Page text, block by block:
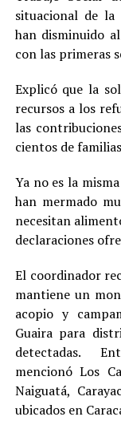
situacional de
han disminuido
con las primeras
Explicó que la
recursos a los
las
cientos de
Ya no es la
han mermado
necesitan
declaraciones
El coordinador
mantiene un
acopio y
Guaira para
detectadas.
mencionó Los
Naiguatá,
ubicados en